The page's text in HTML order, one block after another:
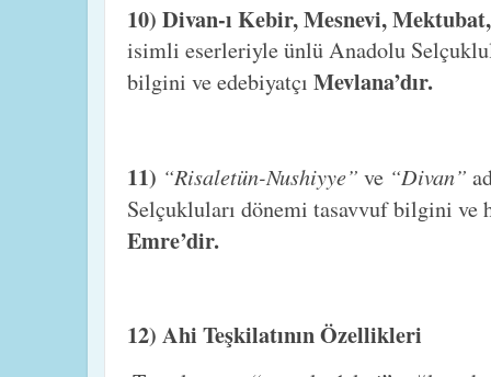
10) Divan-ı Kebir, Mesnevi,
isimli eserleriyle ünlü Anadolu
bilgini ve edebiyatçı Mevlana’dır.
11) “Risaletün-Nushiyye” ve “Divan”
Selçukluları dönemi tasavvuf bilgini ve
Emre’dir.
12) Ahi Teşkilatının Özellikleri